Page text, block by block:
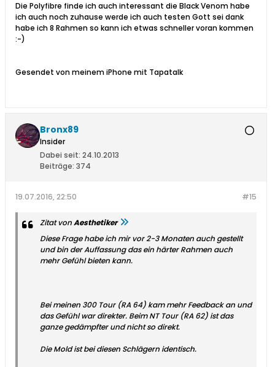
Die Polyfibre finde ich auch interessant die Black Venom habe
ich auch noch zuhause werde ich auch testen Gott sei dank
habe ich 8 Rahmen so kann ich etwas schneller voran kommen
:-)
Gesendet von meinem iPhone mit Tapatalk
Bronx89
Insider
Dabei seit: 24.10.2013
Beiträge: 374
#15
19.07.2016, 22:50
Zitat vonAesthetiker
Diese Frage habe ich mir vor 2-3 Monaten auch gestellt
und bin der Auffassung das ein härter Rahmen auch
mehr Gefühl bieten kann.
Bei meinen 300 Tour (RA 64) kam mehr Feedback an und
das Gefühl war direkter. Beim NT Tour (RA 62) ist das
ganze gedämpfter und nicht so direkt.
Die Mold ist bei diesen Schlägern identisch.